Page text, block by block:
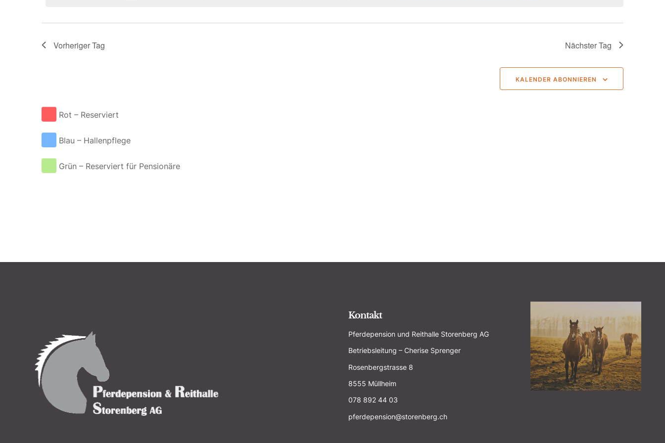
Vorheriger Tag Nächster Tag
KALENDER ABONNIEREN
Rot – Reserviert
Blau – Hallenpflege
Grün – Reserviert für Pensionäre
Kontakt
Pferdepension und Reithalle Storenberg AG
Betriebsleitung – Cherise Sprenger
Rosenbergstrasse 8
8555 Müllheim
078 892 44 03
hc.grebnerots
@noisnepedrefp